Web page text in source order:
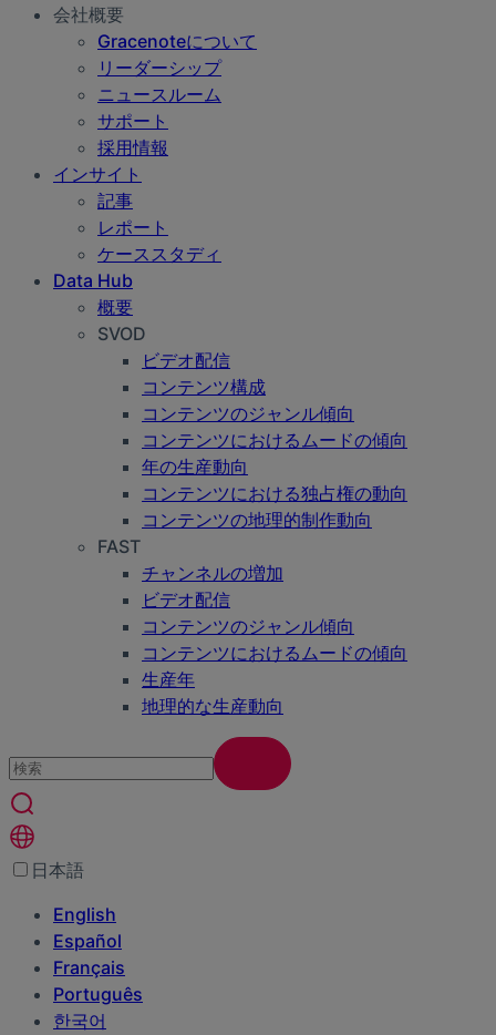
会社概要
Gracenoteについて
リーダーシップ
ニュースルーム
サポート
採用情報
インサイト
記事
レポート
ケーススタディ
Data Hub
概要
SVOD
ビデオ配信
コンテンツ構成
コンテンツのジャンル傾向
コンテンツにおけるムードの傾向
年の生産動向
コンテンツにおける独占権の動向
コンテンツの地理的制作動向
FAST
チャンネルの増加
ビデオ配信
コンテンツのジャンル傾向
コンテンツにおけるムードの傾向
生産年
地理的な生産動向
日本語
English
Español
Français
Português
한국어